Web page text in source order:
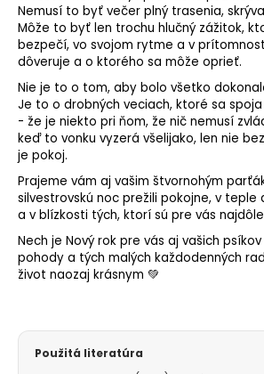
Nemusí to byť večer plný trasenia,
Môže to byť len trochu hlučný zážitok,
bezpečí, vo svojom rytme a v
dôveruje a o ktorého sa môže oprieť.
Nie je to o tom, aby bolo všetko
Je to o drobných veciach, ktoré sa
- že je niekto pri ňom, že nič nemusí
keď to vonku vyzerá všelijako, len nie
je pokoj.
Prajeme vám aj vašim štvornohým
silvestrovskú noc prežili pokojne, v teple
a v blízkosti tých, ktorí sú pre vás
Nech je Nový rok pre vás aj vašich
pohody a tých malých každodenných
život naozaj krásnym 💚
Použitá literatúra